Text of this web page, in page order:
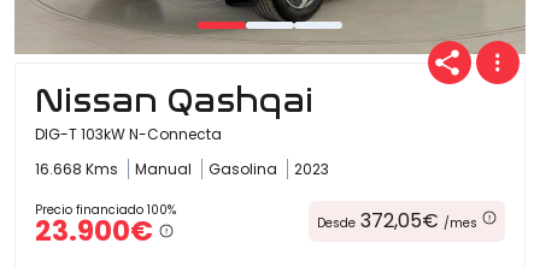
Nissan Qashqai
DIG-T 103kW N-Connecta
16.668 Kms
Manual Gasolina 2023
Precio financiado 100%
23.900€ Desde 372,05€ /mes